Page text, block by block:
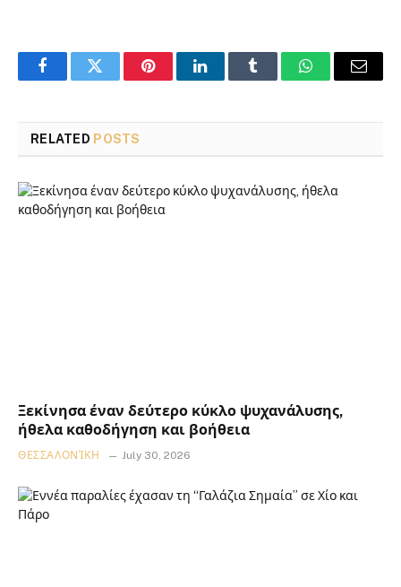
FacebookTwitter PinterestLinkedInTumblr WhatsAppEmail
RELATED POSTS
Ξεκίνησα έναν δεύτερο κύκλο ψυχανάλυσης,
ήθελα καθοδήγηση και βοήθεια
ΘΕΣΣΑΛΟΝΊΚΗ July 30, 2026